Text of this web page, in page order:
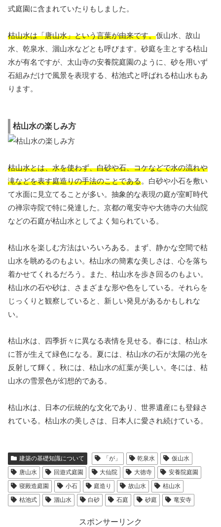
式庭園に含まれていたりもしました。
枯山水は「唐山水」という言葉が由来です。仮山水、故山
水、乾泉水、涸山水などとも呼びます。砂庭を主とする枯山
水が有名ですが、太山寺の安養院庭園のように、砂を用いず
石組みだけで風景を表現する、枯池式と呼ばれる枯山水もあ
ります。
枯山水の楽しみ方
枯山水とは、水を使わず、白砂や石、コケなどで水の流れや
滝などを表す庭造りの手法のことである。白砂や小石を敷い
て水面に見立てることが多い。抽象的な表現の庭が室町時代
の禅宗寺院で特に発達した。京都の竜安寺や大徳寺の大仙院
などの石庭が枯山水としてよく知られている。
枯山水を楽しむ方法はいろいろある。まず、静かな空間で枯
山水を眺めるのもよい。枯山水の簡素な美しさは、心を落ち
着かせてくれるだろう。また、枯山水を歩き回るのもよい。
枯山水の石や砂は、さまざまな形や色をしている。それらを
じっくりと観察していると、新しい発見があるかもしれな
い。
枯山水は、四季折々に異なる表情を見せる。春には、枯山水
に苔が生えて緑色になる。夏には、枯山水の石が太陽の光を
反射して輝く。秋には、枯山水の紅葉が美しい。冬には、枯
山水の雪景色が幻想的である。
枯山水は、日本の伝統的な文化であり、世界遺産にも登録さ
れている。枯山水の美しさは、日本人に愛され続けている。
建築の基礎知識について 「が」 乾泉水
仮山水
唐山水
回遊式庭園 大仙院 大徳寺
安養院庭園
寝殿造庭園
小石 庭造り 故山水
枯山水
枯池式
涸山水 白砂 石庭 砂庭 竜安寺
スポンサーリンク